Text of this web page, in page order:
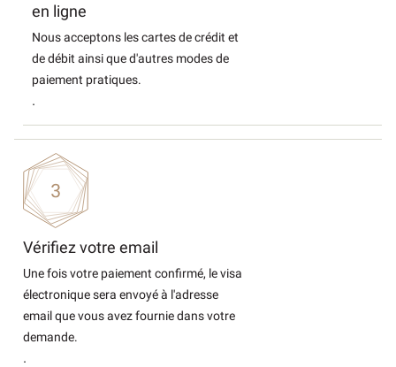
en ligne
Nous acceptons les cartes de crédit et
de débit ainsi que d'autres modes de
paiement pratiques.
.
Vérifiez votre email
Une fois votre paiement confirmé, le visa
électronique sera envoyé à l'adresse
email que vous avez fournie dans votre
demande.
.